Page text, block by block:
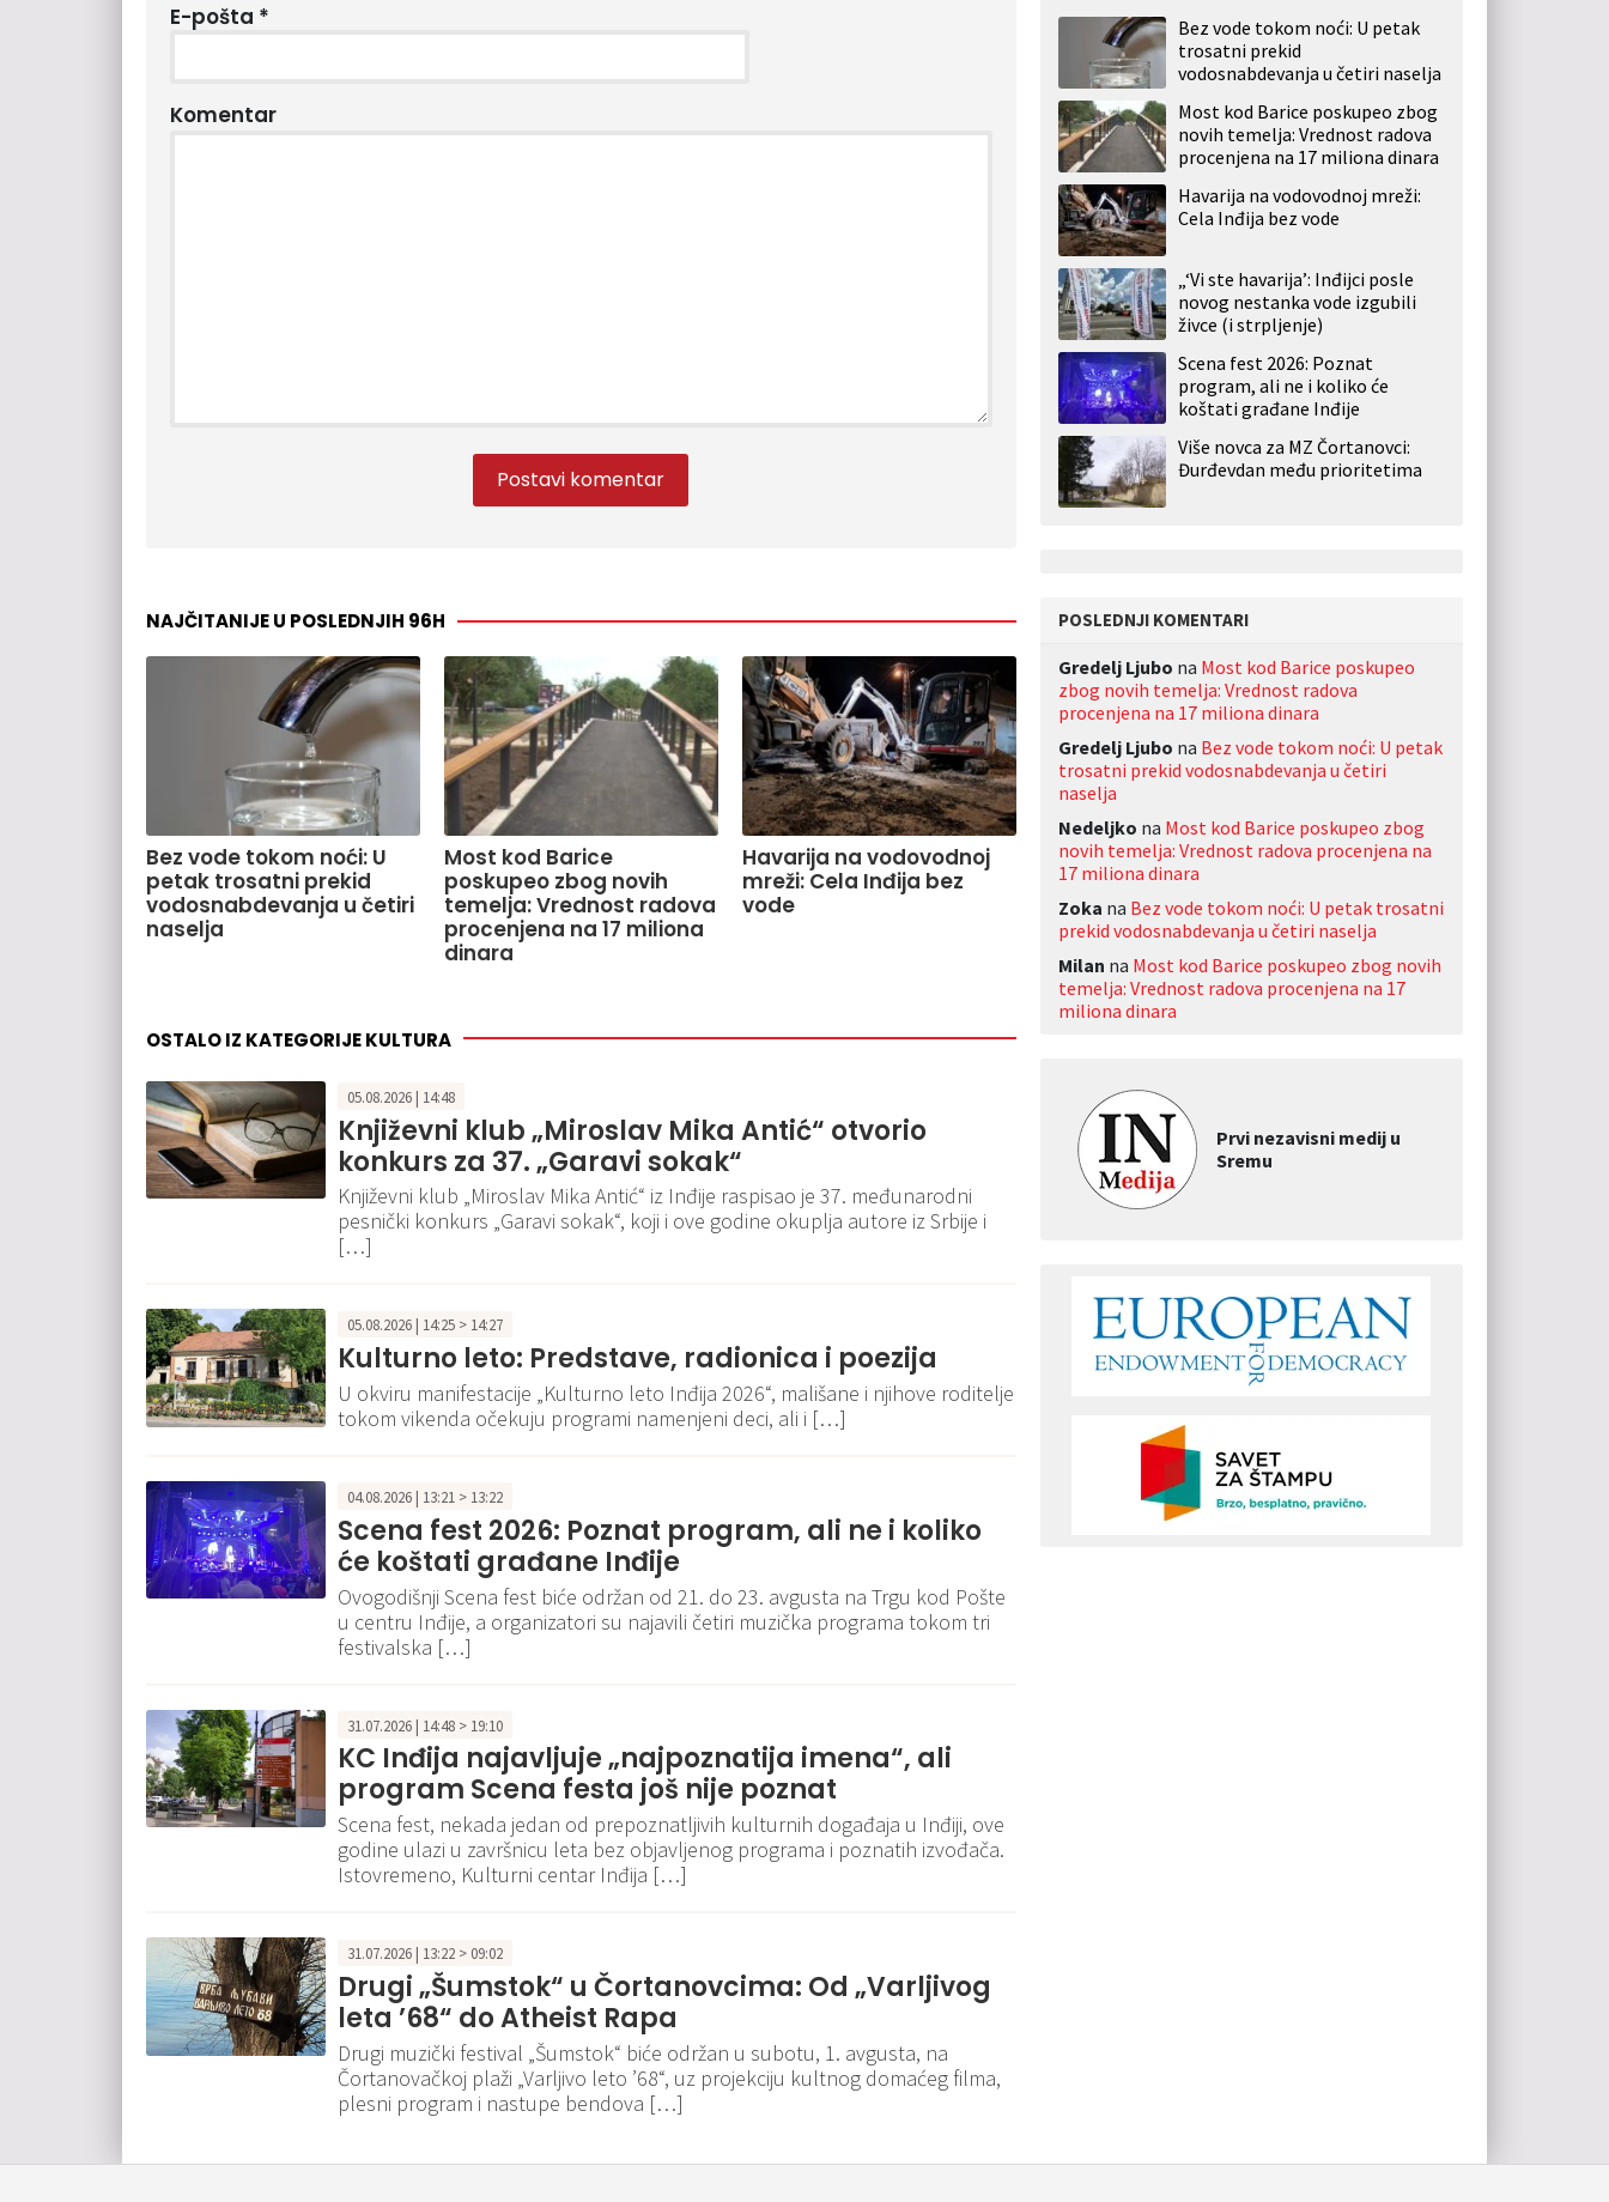
E-pošta *
Komentar
NAJČITANIJE U POSLEDNJIH 96H
Bez vode tokom noći: U
petak trosatni prekid
vodosnabdevanja u četiri
naselja
Most kod Barice
poskupeo zbog novih
temelja: Vrednost radova
procenjena na 17 miliona
dinara
Havarija na vodovodnoj
mreži: Cela Inđija bez
vode
OSTALO IZ KATEGORIJE KULTURA
05.08.2026 | 14:48
Književni klub „Miroslav Mika Antić“ otvorio
konkurs za 37. „Garavi sokak“
Književni klub „Miroslav Mika Antić“ iz Inđije raspisao je 37. međunarodni
pesnički konkurs „Garavi sokak“, koji i ove godine okuplja autore iz Srbije i
[…]
05.08.2026 | 14:25 > 14:27
Kulturno leto: Predstave, radionica i poezija
U okviru manifestacije „Kulturno leto Inđija 2026“, mališane i njihove roditelje
tokom vikenda očekuju programi namenjeni deci, ali i […]
04.08.2026 | 13:21 > 13:22
Scena fest 2026: Poznat program, ali ne i koliko
će koštati građane Inđije
Ovogodišnji Scena fest biće održan od 21. do 23. avgusta na Trgu kod Pošte
u centru Inđije, a organizatori su najavili četiri muzička programa tokom tri
festivalska […]
31.07.2026 | 14:48 > 19:10
KC Inđija najavljuje „najpoznatija imena“, ali
program Scena festa još nije poznat
Scena fest, nekada jedan od prepoznatljivih kulturnih događaja u Inđiji, ove
godine ulazi u završnicu leta bez objavljenog programa i poznatih izvođača.
Istovremeno, Kulturni centar Inđija […]
31.07.2026 | 13:22 > 09:02
Drugi „Šumstok“ u Čortanovcima: Od „Varljivog
leta ’68“ do Atheist Rapa
Drugi muzički festival „Šumstok“ biće održan u subotu, 1. avgusta, na
Čortanovačkoj plaži „Varljivo leto ’68“, uz projekciju kultnog domaćeg filma,
plesni program i nastupe bendova […]
Bez vode tokom noći: U petak
trosatni prekid
vodosnabdevanja u četiri naselja
Most kod Barice poskupeo zbog
novih temelja: Vrednost radova
procenjena na 17 miliona dinara
Havarija na vodovodnoj mreži:
Cela Inđija bez vode
„‘Vi ste havarija’: Inđijci posle
novog nestanka vode izgubili
živce (i strpljenje)
Scena fest 2026: Poznat
program, ali ne i koliko će
koštati građane Inđije
Više novca za MZ Čortanovci:
Đurđevdan među prioritetima
POSLEDNJI KOMENTARI
Gredelj Ljubo na Most kod Barice poskupeo
zbog novih temelja: Vrednost radova
procenjena na 17 miliona dinara
Gredelj Ljubo na Bez vode tokom noći: U petak
trosatni prekid vodosnabdevanja u četiri
naselja
Nedeljko na Most kod Barice poskupeo zbog
novih temelja: Vrednost radova procenjena na
17 miliona dinara
Zoka na Bez vode tokom noći: U petak trosatni
prekid vodosnabdevanja u četiri naselja
Milan na Most kod Barice poskupeo zbog novih
temelja: Vrednost radova procenjena na 17
miliona dinara
Prvi nezavisni medij u
Sremu